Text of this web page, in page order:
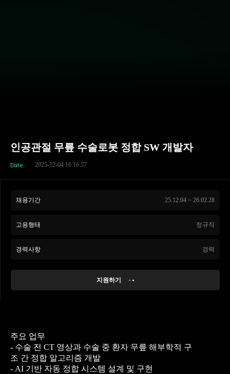
인공관절 무릎 수술로봇 정합 SW 개발자
Date. 2025-12-04 16:16:57
채용기간 25.12.04 ~ 26.02.28
고용형태 정규직
경력사항 경력
지원하기
주요 업무
- 수술 전 CT 영상과 수술 중 환자 무릎 해부학적 구
조 간 정합 알고리즘 개발
- AI 기반 자동 정합 시스템 설계 및 구현